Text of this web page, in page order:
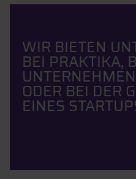
WIR BIETEN
BEI PRAKTIKA,
ODER BEI DER
EINES